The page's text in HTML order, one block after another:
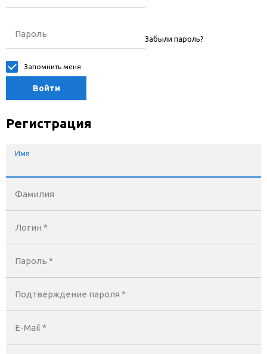
Пароль Забыли пароль?
Запомнить меня
Войти
Регистрация
Имя
Фамилия
Логин *
Пароль *
Подтверждение пароля *
E-Mail *